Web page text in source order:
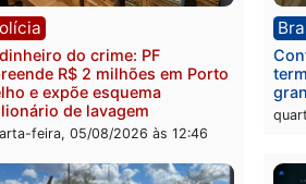
Política
Jônatas França é aprovado na
convenção e confirmado
candidato a deputado federal
pelo Republicanos
quarta-feira, 05/08/2026 às 15:52